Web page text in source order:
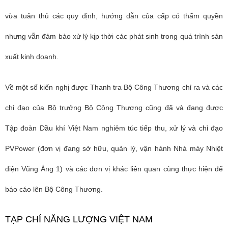
vừa tuân thủ các quy định, hướng dẫn của cấp có thẩm quyền
nhưng vẫn đảm bảo xử lý kịp thời các phát sinh trong quá trình sản
xuất kinh doanh.
Về một số kiến nghị được Thanh tra Bộ Công Thương chỉ ra và các
chỉ đạo của Bộ trưởng Bộ Công Thương cũng đã và đang được
Tập đoàn Dầu khí Việt Nam nghiêm túc tiếp thu, xử lý và chỉ đạo
PVPower (đơn vị đang sở hữu, quản lý, vận hành Nhà máy Nhiệt
điện Vũng Áng 1) và các đơn vị khác liên quan cùng thực hiện để
báo cáo lên Bộ Công Thương.
TẠP CHÍ NĂNG LƯỢNG VIỆT NAM